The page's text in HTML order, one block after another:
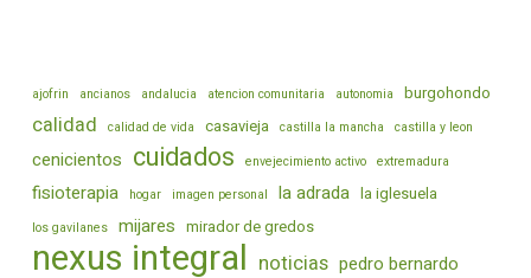
ajofrin ancianos andalucia atencion comunitaria autonomia burgohondo
calidad calidad de vida casavieja castilla la mancha castilla y leon
cenicientos cuidados envejecimiento activo extremadura
fisioterapia hogar imagen personal la adrada la iglesuela
los gavilanes mijares mirador de gredos
nexus integral noticias pedro bernardo